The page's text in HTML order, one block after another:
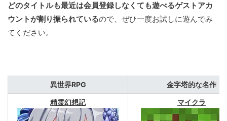
どのタイトルも最近は会員登録しなくても遊べるゲストアカ
ウントが割り振られているので、ぜひ一度お試しに遊んでみ
てください。
異世界RPG 金字塔的な名作
精霊幻想記 マイクラ